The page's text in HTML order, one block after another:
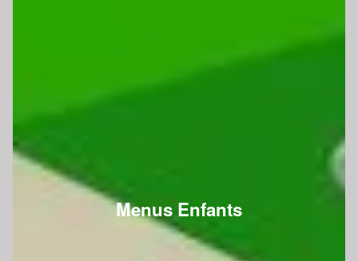
Menus Enfants